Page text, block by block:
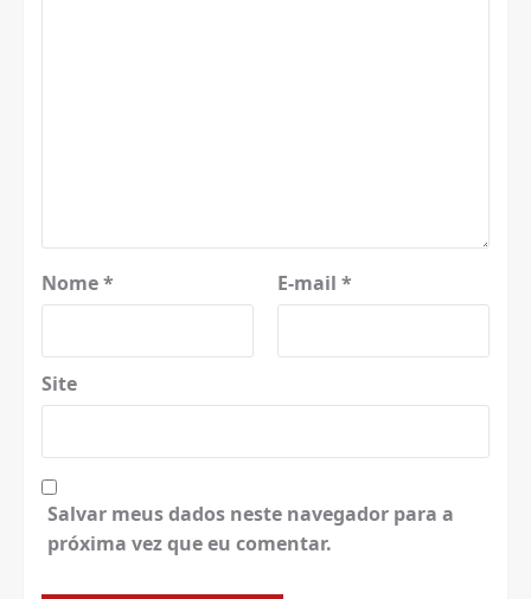
Nome* E-mail *
Site
Salvar meus dados neste navegador para a
próxima vez que eu comentar.